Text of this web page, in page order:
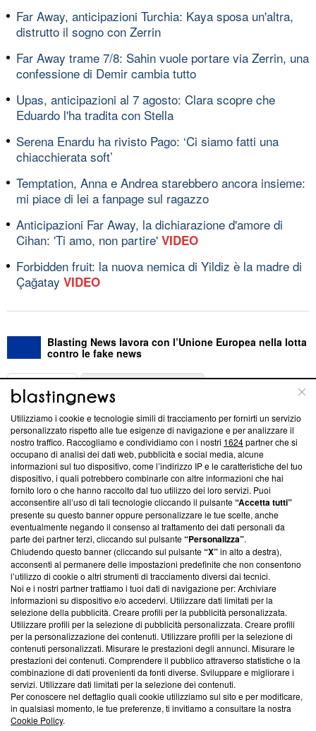
Far Away, anticipazioni Turchia: Kaya sposa un'altra,
distrutto il sogno con Zerrin
Far Away trame 7/8: Sahin vuole portare via Zerrin, una
confessione di Demir cambia tutto
Upas, anticipazioni al 7 agosto: Clara scopre che
Eduardo l'ha tradita con Stella
Serena Enardu ha rivisto Pago: ‘Ci siamo fatti una
chiacchierata soft’
Temptation, Anna e Andrea starebbero ancora insieme:
mi piace di lei a fanpage sul ragazzo
Anticipazioni Far Away, la dichiarazione d'amore di
Cihan: 'Ti amo, non partire' VIDEO
Forbidden fruit: la nuova nemica di Yildiz è la madre di
Çağatay VIDEO
Blasting News lavora con l’Unione Europea nella lotta
contro le fake news
ABOUT
Questa sezione offre informazioni trasparenti su Blasting
News, sui nostri processi editoriali e su come ci impegniamo a
creare news di qualità. Inoltre, afferma la nostra aderenza a
‘Trust Project - News with Integrity’Blasting News non è
ancora membro del programma, ma ha richiesto di farne
parte; Trust Project non ha ancora effettuato una verifica di
conformità agli standard.
Su di noi
Team editoriale
Corporate
Redazione
Informativa Privacy
Cookie Policy
Blasting SA, IDI CHE-247.845.224, Via Carlo Frasca, 3 - 6900
Lugano (Svizzera) Tel:+39 0690258937
Utilizziamo i cookie e tecnologie simili di tracciamento per fornirti un servizio
personalizzato rispetto alle tue esigenze di navigazione e per analizzare il
nostro traffico. Raccogliamo e condividiamo con i nostri 1624partner che si
occupano di analisi dei dati web, pubblicità e social media, alcune
informazioni sul tuo dispositivo, come l’indirizzo IP e le caratteristiche del tuo
dispositivo, i quali potrebbero combinarle con altre informazioni che hai
fornito loro o che hanno raccolto dal tuo utilizzo dei loro servizi. Puoi
acconsentire all’uso di tali tecnologie cliccando il pulsante“Accetta tutti”
presente su questo banner oppure personalizzare le tue scelte, anche
eventualmente negando il consenso al trattamento dei dati personali da
parte dei partner terzi, cliccando sul pulsante“Personalizza”.
Chiudendo questo banner (cliccando sul pulsante“X”in alto a destra),
acconsenti al permanere delle impostazioni predefinite che non consentono
l’utilizzo di cookie o altri strumenti di tracciamento diversi dai tecnici.
Noi e i nostri partner trattiamo i tuoi dati di navigazione per: Archiviare
informazioni su dispositivo e/o accedervi. Utilizzare dati limitati per la
selezione della pubblicità. Creare profili per la pubblicità personalizzata.
Utilizzare profili per la selezione di pubblicità personalizzata. Creare profili
per la personalizzazione dei contenuti. Utilizzare profili per la selezione di
contenuti personalizzati. Misurare le prestazioni degli annunci. Misurare le
prestazioni dei contenuti. Comprendere il pubblico attraverso statistiche o la
combinazione di dati provenienti da fonti diverse. Sviluppare e migliorare i
servizi. Utilizzare dati limitati per la selezione dei contenuti.
Per conoscere nel dettaglio quali cookie utilizziamo sul sito e per modificare,
in qualsiasi momento, le tue preferenze, ti invitiamo a consultare la nostra
Cookie Policy.